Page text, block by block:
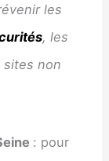
les
, les
non
: pour